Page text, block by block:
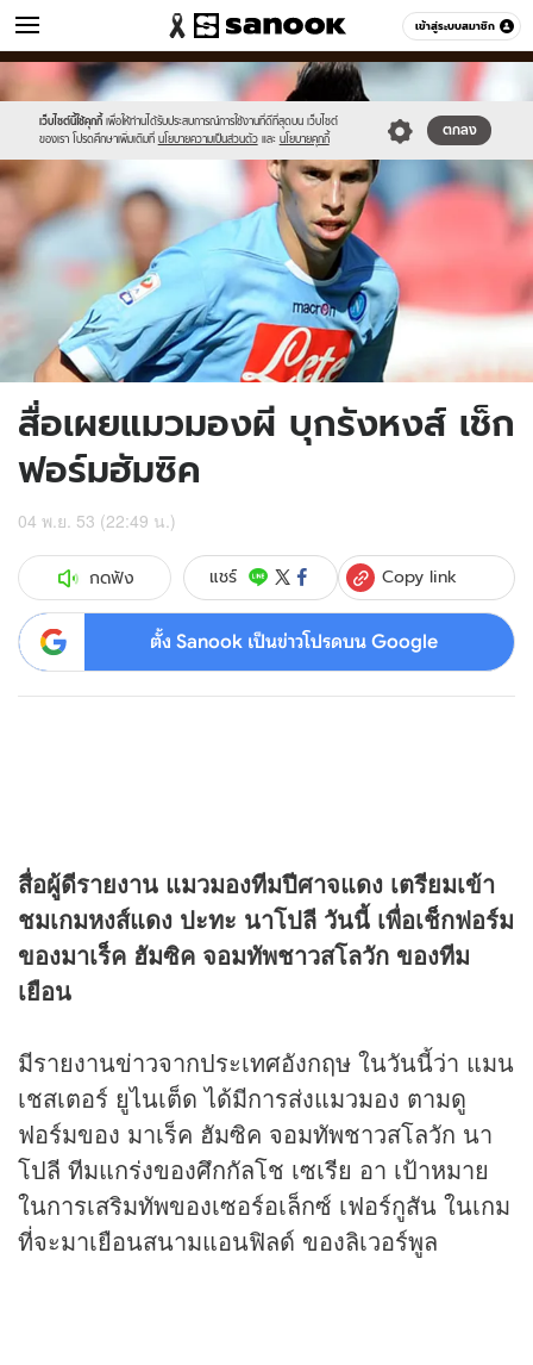
เข้าสู่ระบบสมาชิก
ข่าว หมวดอื่นๆ
เว็บไซต์นี้ใช้คุกกี้ เพื่อให้ท่านได้รับประสบการณ์การใช้งานที่ดีที่สุดบน เว็บไซต์
ของเรา โปรดศึกษาเพิ่มเติมที่ นโยบายความเป็นส่วนตัว และ นโยบายคุกกี้
ตกลง
Sanook
//s.isanook.com/sr/0/images/logo-
new-
sanook.png
//s.isanook.com/ns/0/ud/195/979058/Hamsik.jpg
สื่อเผยแมวมองผี บุกรังหงส์ เช็ก
ฟอร์มฮัมซิค
04 พ.ย. 53 (22:49 น.)
กดฟัง แชร์ Copy link
ตั้ง Sanook เป็นข่าวโปรดบน Google
สื่อผู้ดีรายงาน แมวมองทีมปีศาจแดง เตรียมเข้า
ชมเกมหงส์แดง ปะทะ นาโปลี วันนี้ เพื่อเช็กฟอร์ม
ของมาเร็ค ฮัมซิค จอมทัพชาวสโลวัก ของทีม
เยือน
มีรายงานข่าวจากประเทศอังกฤษ ในวันนี้ว่า แมน
เชสเตอร์ ยูไนเต็ด ได้มีการส่งแมวมอง ตามดู
ฟอร์มของ มาเร็ค ฮัมซิค จอมทัพชาวสโลวัก นา
โปลี ทีมแกร่งของศึกกัลโช เซเรีย อา เป้าหมาย
ในการเสริมทัพของเซอร์อเล็กซ์ เฟอร์กูสัน ในเกม
ที่จะมาเยือนสนามแอนฟิลด์ ของลิเวอร์พูล